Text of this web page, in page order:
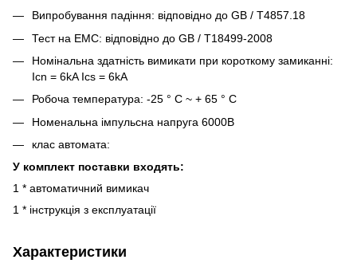
Випробування падіння: відповідно до GB / T4857.18
Тест на ЕМС: відповідно до GB / T18499-2008
Номінальна здатність вимикати при короткому замиканні:
Icn = 6kA Ics = 6kA
Робоча температура: -25 ° C ~ + 65 ° C
Номенальна імпульсна напруга 6000В
клас автомата:
У комплект поставки входять:
1 * автоматичний вимикач
1 * інструкція з експлуатації
Характеристики